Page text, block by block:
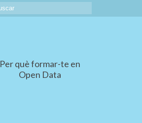
Per què formar-te en
Open Data